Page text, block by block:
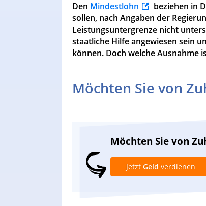
Den Mindestlohn
beziehen in
sollen, nach Angaben der
Leistungsuntergrenze nicht
staatliche Hilfe angewiesen sein
können. Doch welche Ausnahme
Möchten Sie von
Möchten Sie von
Jetzt Geld verdienen